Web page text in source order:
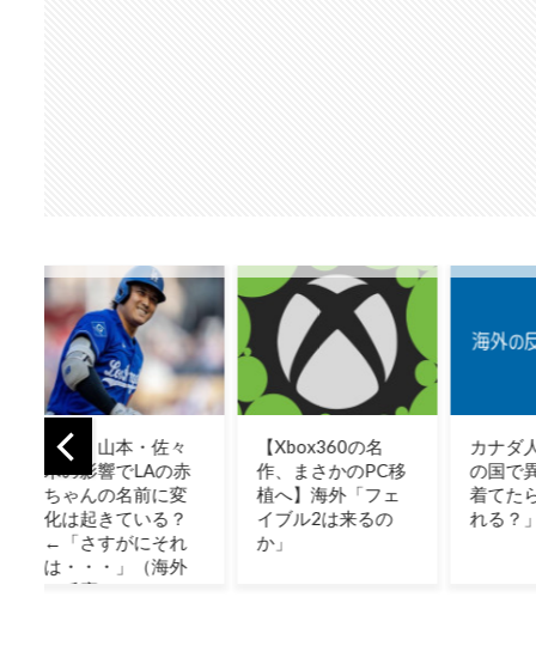
カナダ人「お前ら
の国で異性の服を
着てたらどう思わ
れる？」
【
の買
減計
外ゲ
【Xbox360の名
作、まさかのPC移
植へ】海外「フェ
イブル2は来るの
か」